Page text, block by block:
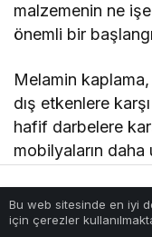
malzemenin ne
önemli bir
Melamin
dış etkenlere
hafif darbelere
mobilyaların daha
seçenekleri
uyum sağlayabilir.
Bu web sitesinde en iyi
için çerezler
Anasayfa